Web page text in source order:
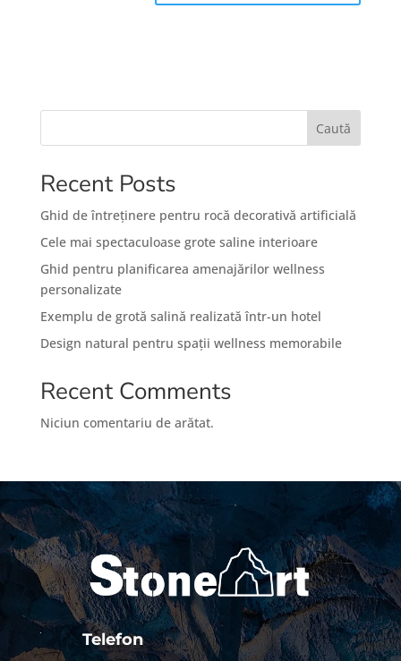
Caută
Recent Posts
Ghid de întreținere pentru rocă decorativă artificială
Cele mai spectaculoase grote saline interioare
Ghid pentru planificarea amenajărilor wellness
personalizate
Exemplu de grotă salină realizată într-un hotel
Design natural pentru spații wellness memorabile
Recent Comments
Niciun comentariu de arătat.
Telefon